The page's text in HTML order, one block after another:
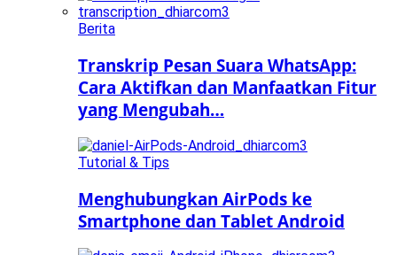
Berita
Transkrip Pesan Suara WhatsApp:
Cara Aktifkan dan Manfaatkan Fitur
yang Mengubah…
Tutorial & Tips
Menghubungkan AirPods ke
Smartphone dan Tablet Android